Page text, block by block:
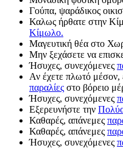
Γούπα, ψαράδικος
Καλως ήρθατε στην
Κίμωλο.
Μαγευτική θέα στο
Μην ξεχάσετε να
Ήσυχες, συνεχόμενες
Αν έχετε πλωτό μέσον,
παραλίες στο βόρειο
Ήσυχες, συνεχόμενες
Εξερευνήστε την
Καθαρές, απάνεμες
Καθαρές, απάνεμες
Ήσυχες, συνεχόμενες